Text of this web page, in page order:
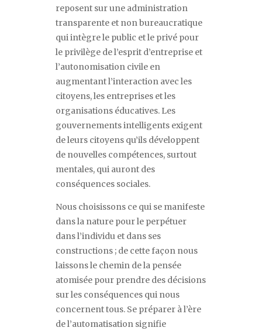
reposent sur une administration
transparente et non bureaucratique
qui intègre le public et le privé pour
le privilège de l’esprit d’entreprise et
l’autonomisation civile en
augmentant l’interaction avec les
citoyens, les entreprises et les
organisations éducatives. Les
gouvernements intelligents exigent
de leurs citoyens qu’ils développent
de nouvelles compétences, surtout
mentales, qui auront des
conséquences sociales.
Nous choisissons ce qui se manifeste
dans la nature pour le perpétuer
dans l’individu et dans ses
constructions ; de cette façon nous
laissons le chemin de la pensée
atomisée pour prendre des décisions
sur les conséquences qui nous
concernent tous. Se préparer à l’ère
de l’automatisation signifie